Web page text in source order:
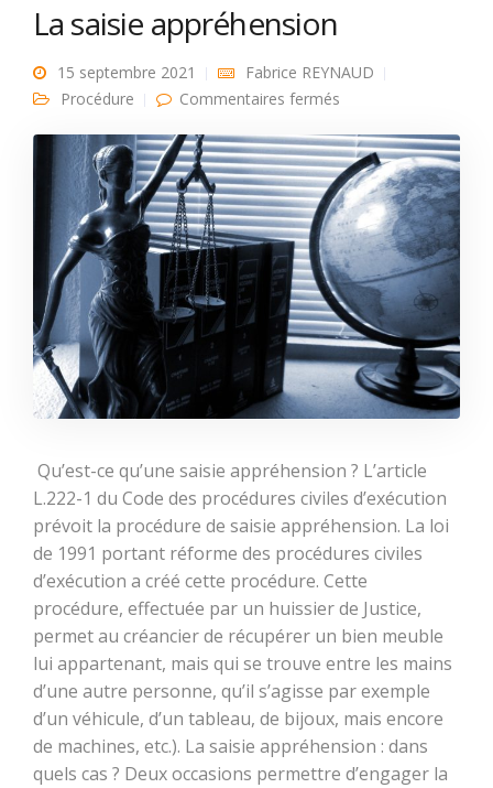
La saisie appréhension
15 septembre 2021
Fabrice REYNAUD
Procédure
Commentaires fermés
Qu’est-ce qu’une saisie appréhension ? L’article
L.222-1 du Code des procédures civiles d’exécution
prévoit la procédure de saisie appréhension. La loi
de 1991 portant réforme des procédures civiles
d’exécution a créé cette procédure. Cette
procédure, effectuée par un huissier de Justice,
permet au créancier de récupérer un bien meuble
lui appartenant, mais qui se trouve entre les mains
d’une autre personne, qu’il s’agisse par exemple
d’un véhicule, d’un tableau, de bijoux, mais encore
de machines, etc.). La saisie appréhension : dans
quels cas ? Deux occasions permettre d’engager la